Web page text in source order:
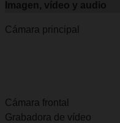
Imagen, vídeo y audio
Cámara principal
Cámara frontal
Grabadora de vídeo